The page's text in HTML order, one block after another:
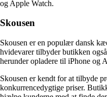
og Apple Watch.
Skousen
Skousen er en populær dansk
hvidevarer tilbyder butikken
herunder opladere til iPhone og
Skousen er kendt for at tilbyde
konkurrencedygtige priser.